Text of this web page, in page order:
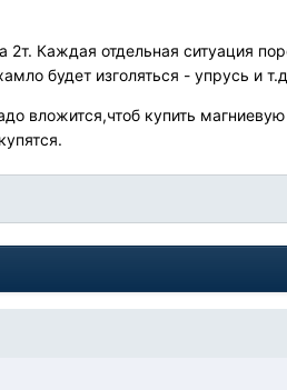
Каждая отдельная ситуация
будет изголяться - упрусь и
вложится,чтоб купить